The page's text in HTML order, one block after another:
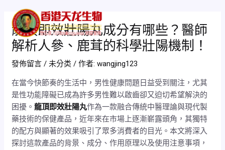
龍頂即效壯陽丸成分有哪些？醫師
解析人參、鹿茸的科學壯陽機制！
發佈留言 / 未分类 / 作者:wangjing123
在當今快節奏的生活中，男性健康問題日益受到關注，尤其
是性功能障礙已成為許多男性難以啟齒卻又迫切希望解決的
困擾。龍頂即效壯陽丸作為一款融合傳統中醫理論與現代製
藥技術的保健產品，近年來在市場上逐漸嶄露頭角，其獨特
的配方與顯著的效果吸引了眾多消費者的目光。本文將深入
探討這款產品的背景、成分、作用原理以及使用注意事項，
navigation